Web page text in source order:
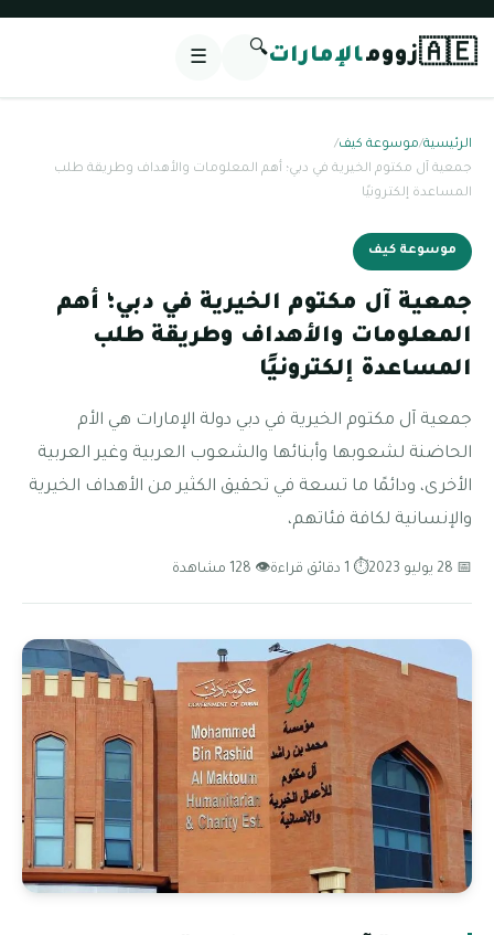
🇦🇪زوومالإمارات🔍
☰
الرئيسية/موسوعة كيف/
جمعية آل مكتوم الخيرية في دبي؛ أهم المعلومات والأهداف وطريقة طلب
المساعدة إلكترونيًا
موسوعة كيف
جمعية آل مكتوم الخيرية في دبي؛ أهم
المعلومات والأهداف وطريقة طلب
المساعدة إلكترونيًا
جمعية آل مكتوم الخيرية في دبي دولة الإمارات هي الأم
الحاضنة لشعوبها وأبنائها والشعوب العربية وغير العربية
الأخرى، ودائمًا ما تسعة في تحقيق الكثير من الأهداف الخيرية
والإنسانية لكافة فئاتهم،
📅 28 يوليو 2023 ⏱ 1 دقائق قراءة 👁 128 مشاهدة